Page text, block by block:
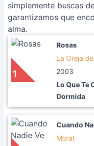
simplemente buscas
garantizamos que
alma.
1
Rosas
La Oreja
2003
Lo Que Te
Dormida
Cuando
Morat